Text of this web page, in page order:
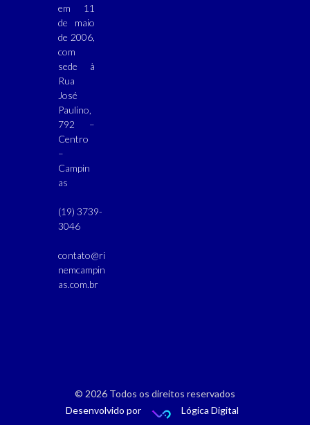
em 11
de maio
de 2006,
com
sede à
Rua
José
Paulino,
792 –
Centro
–
Campin
as
(19) 3739-
3046
contato@ri
nemcampin
as.com.br
© 2026 Todos os direitos reservados
Desenvolvido por
Lógica Digital